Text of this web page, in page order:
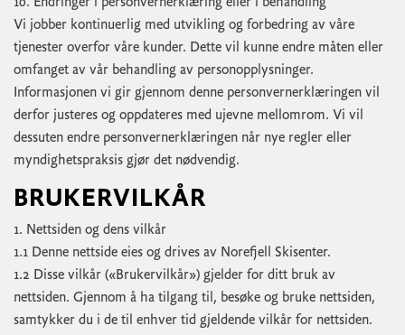
Vi jobber kontinuerlig med utvikling og forbedring av våre
tjenester overfor våre kunder. Dette vil kunne endre måten eller
omfanget av vår behandling av personopplysninger.
Informasjonen vi gir gjennom denne personvernerklæringen vil
derfor justeres og oppdateres med ujevne mellomrom. Vi vil
dessuten endre personvernerklæringen når nye regler eller
myndighetspraksis gjør det nødvendig.
BRUKERVILKÅR
1. Nettsiden og dens vilkår
1.1 Denne nettside eies og drives av Norefjell Skisenter.
1.2 Disse vilkår («Brukervilkår») gjelder for ditt bruk av
nettsiden. Gjennom å ha tilgang til, besøke og bruke nettsiden,
samtykker du i de til enhver tid gjeldende vilkår for nettsiden.